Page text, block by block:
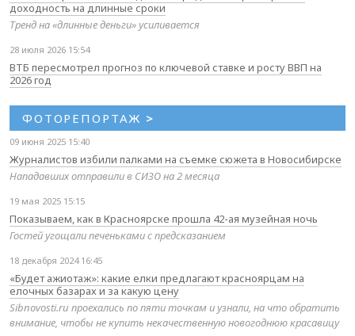
доходность на длинные сроки
Тренд на «длинные деньги» усиливается
28 июля 2026 15:54
ВТБ пересмотрел прогноз по ключевой ставке и росту ВВП на
2026 год
ФОТОРЕПОРТАЖ >
09 июня 2025 15:40
Журналистов избили палками на съемке сюжета в Новосибирске
Нападавших отправили в СИЗО на 2 месяца
19 мая 2025 15:15
Показываем, как в Красноярске прошла 42-ая музейная ночь
Гостей угощали печеньками с предсказанием
18 декабря 2024 16:45
«Будет ажиотаж»: какие елки предлагают красноярцам на
елочных базарах и за какую цену
Sibnovosti.ru проехались по пяти точкам и узнали, на что обратить
внимание, чтобы не купить некачественную новогоднюю красавицу